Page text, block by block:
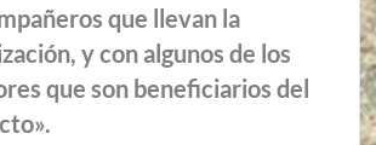
que llevan la
y con algunos de los
que son beneficiarios del